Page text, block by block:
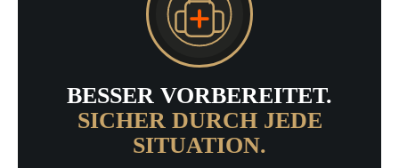
BESSER VORBEREITET.
SICHER DURCH JEDE
SITUATION.